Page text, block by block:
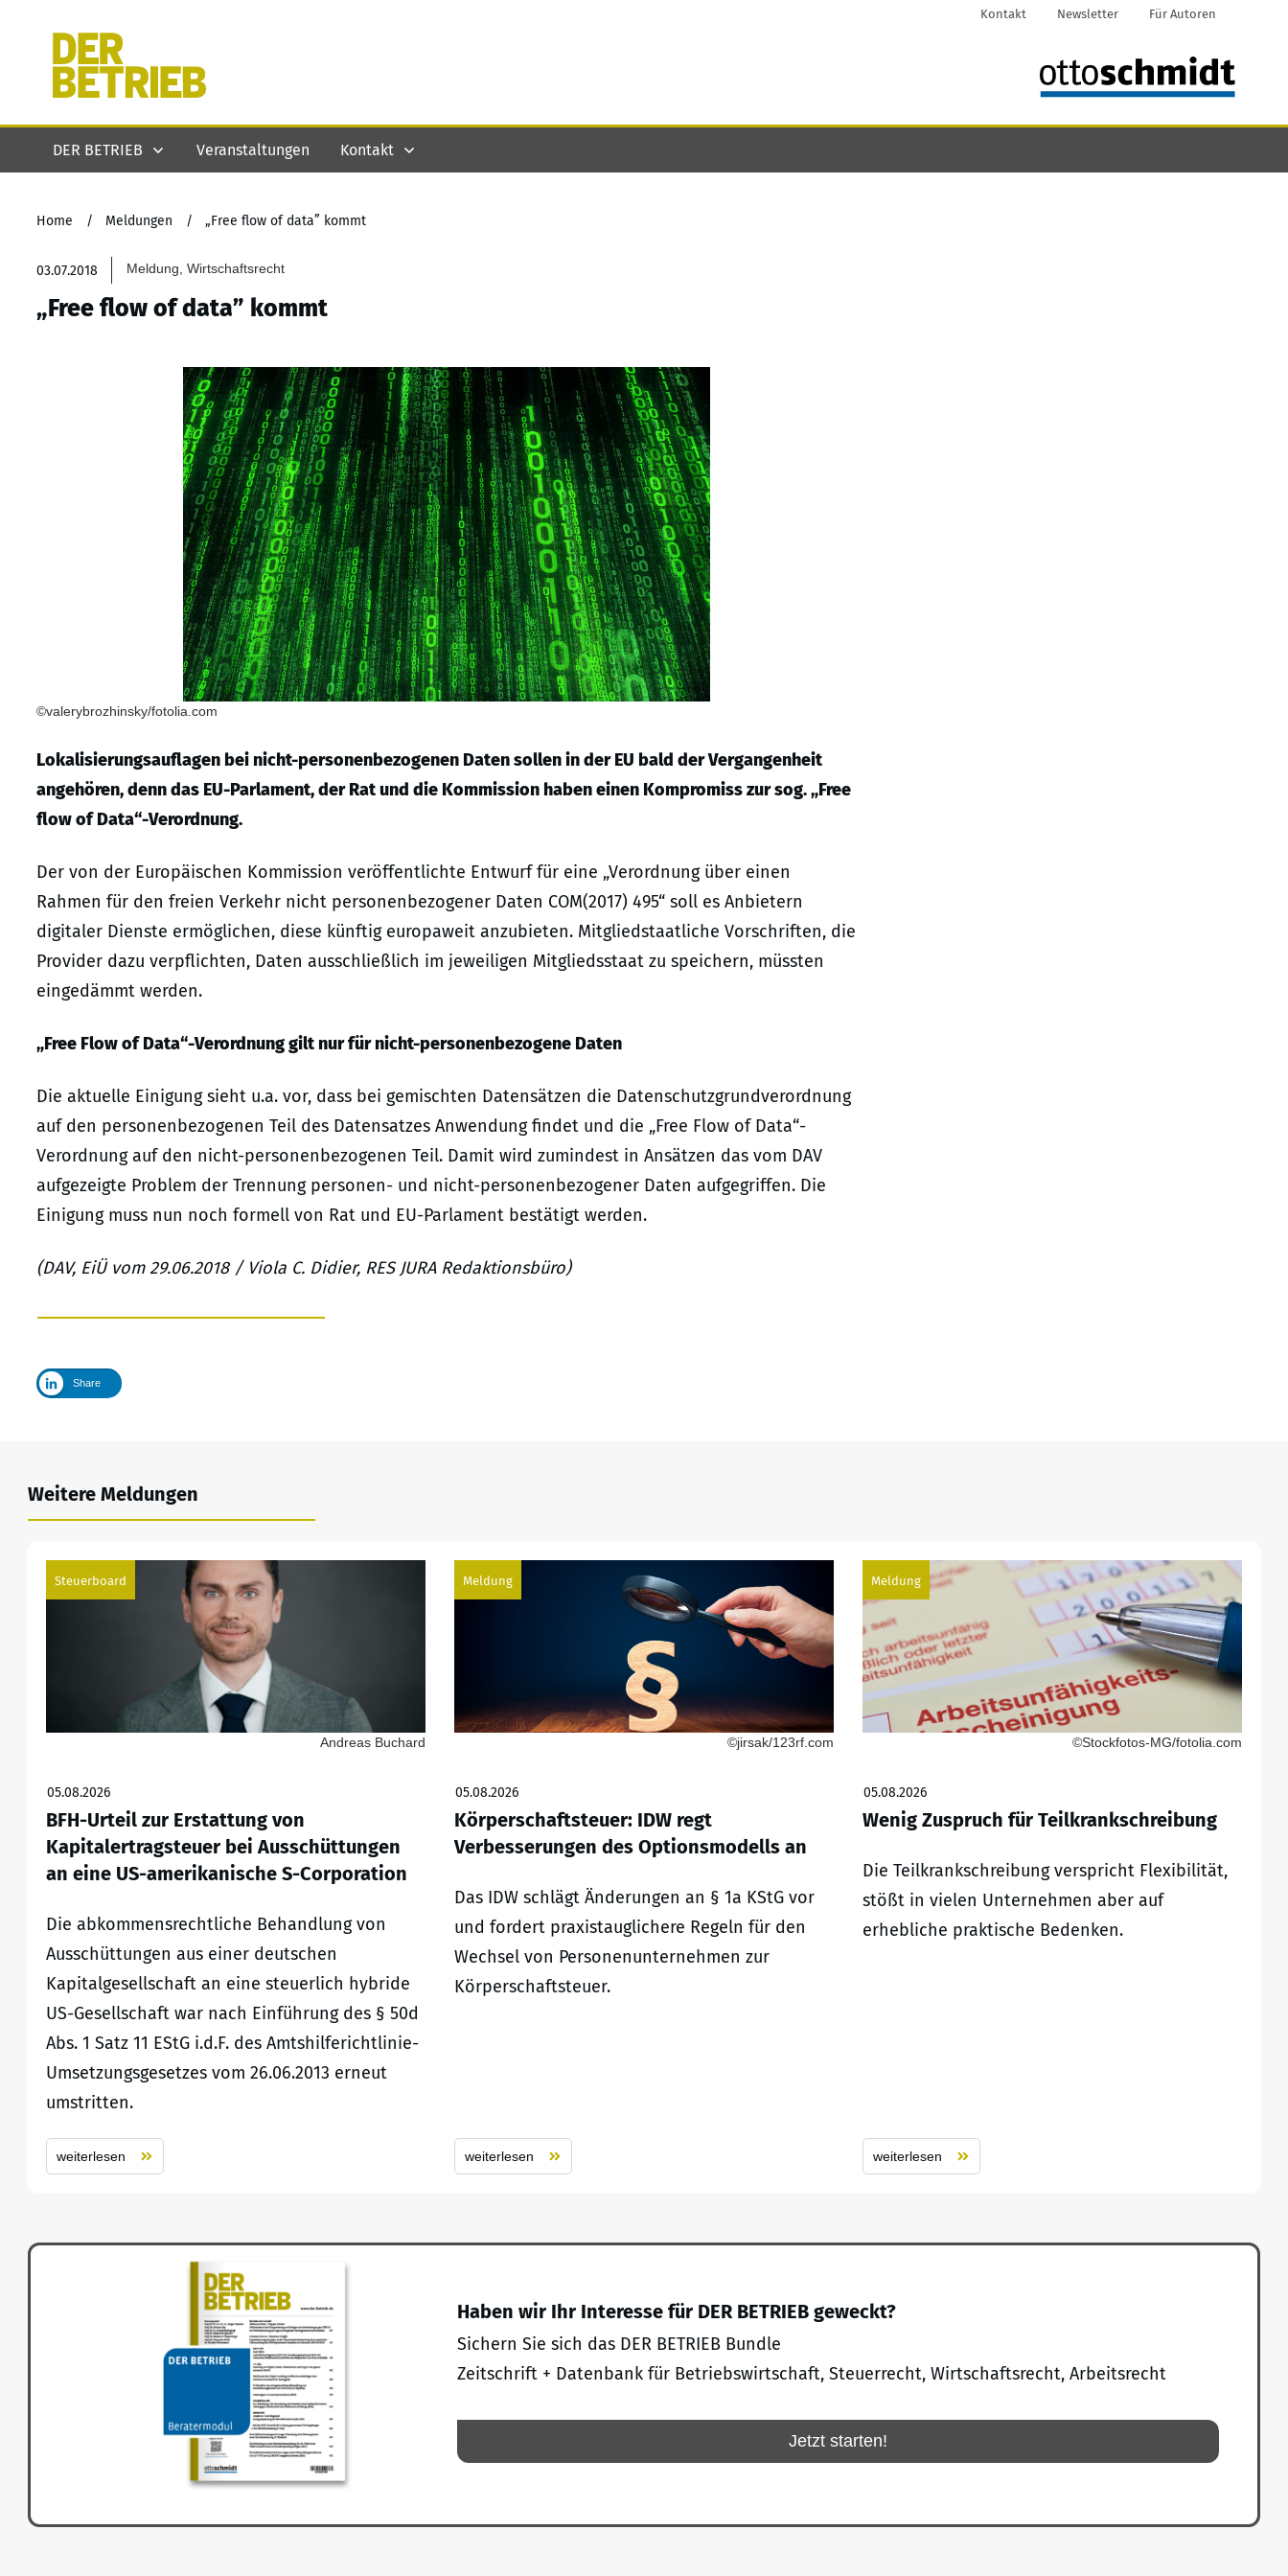
Kontakt Newsletter Für Autoren
DER BETRIEB Veranstaltungen Kontakt
Home / Meldungen / „Free flow of data” kommt
03.07.2018 Meldung, Wirtschaftsrecht
„Free flow of data” kommt
©valerybrozhinsky/fotolia.com
Lokalisierungsauflagen bei nicht-personenbezogenen Daten sollen in der EU bald der Vergangenheit
angehören, denn das EU-Parlament, der Rat und die Kommission haben einen Kompromiss zur sog. „Free
flow of Data“-Verordnung.
Der von der Europäischen Kommission veröffentlichte Entwurf für eine „Verordnung über einen
Rahmen für den freien Verkehr nicht personenbezogener Daten COM(2017) 495“ soll es Anbietern
digitaler Dienste ermöglichen, diese künftig europaweit anzubieten. Mitgliedstaatliche Vorschriften, die
Provider dazu verpflichten, Daten ausschließlich im jeweiligen Mitgliedsstaat zu speichern, müssten
eingedämmt werden.
„Free Flow of Data“-Verordnung gilt nur für nicht-personenbezogene Daten
Die aktuelle Einigung sieht u.a. vor, dass bei gemischten Datensätzen die Datenschutzgrundverordnung
auf den personenbezogenen Teil des Datensatzes Anwendung findet und die „Free Flow of Data“-
Verordnung auf den nicht-personenbezogenen Teil. Damit wird zumindest in Ansätzen das vom DAV
aufgezeigte Problem der Trennung personen- und nicht-personenbezogener Daten aufgegriffen. Die
Einigung muss nun noch formell von Rat und EU-Parlament bestätigt werden.
(DAV, EiÜ vom 29.06.2018 / Viola C. Didier, RES JURA Redaktionsbüro)
Share
Weitere Meldungen
Steuerboard
Andreas Buchard
05.08.2026
BFH-Urteil zur Erstattung von
Kapitalertragsteuer bei Ausschüttungen
an eine US-amerikanische S-Corporation
Die abkommensrechtliche Behandlung von
Ausschüttungen aus einer deutschen
Kapitalgesellschaft an eine steuerlich hybride
US-Gesellschaft war nach Einführung des § 50d
Abs. 1 Satz 11 EStG i.d.F. des Amtshilferichtlinie-
Umsetzungsgesetzes vom 26.06.2013 erneut
umstritten.
weiterlesen
Meldung
©jirsak/123rf.com
05.08.2026
Körperschaftsteuer: IDW regt
Verbesserungen des Optionsmodells an
Das IDW schlägt Änderungen an § 1a KStG vor
und fordert praxistauglichere Regeln für den
Wechsel von Personenunternehmen zur
Körperschaftsteuer.
weiterlesen
Meldung
©Stockfotos-MG/fotolia.com
05.08.2026
Wenig Zuspruch für Teilkrankschreibung
Die Teilkrankschreibung verspricht Flexibilität,
stößt in vielen Unternehmen aber auf
erhebliche praktische Bedenken.
weiterlesen
Haben wir Ihr Interesse für DER BETRIEB geweckt?
Sichern Sie sich das DER BETRIEB Bundle
Zeitschrift + Datenbank für Betriebswirtschaft, Steuerrecht, Wirtschaftsrecht, Arbeitsrecht
Jetzt starten!